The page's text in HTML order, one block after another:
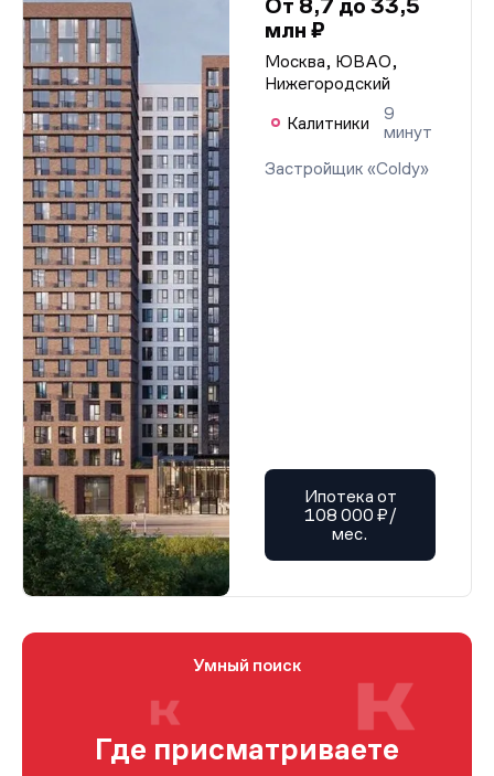
От 8,7 до 33,5
млн ₽
Москва, ЮВАО,
Нижегородский
Калитники
9
минут
Застройщик «Coldy»
Ипотека от
108 000 ₽/
мес.
Умный поиск
Где присматриваете